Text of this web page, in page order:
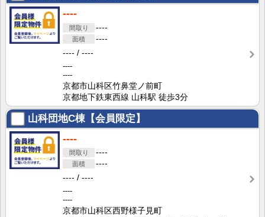
----
----
----
----
----
----
----
京都市山科区竹鼻堂ノ前町
京都地下鉄東西線 山科駅 徒歩3分
山科団地C棟【会員限定】
----
----
----
----
----
----
----
京都市山科区西野様子見町